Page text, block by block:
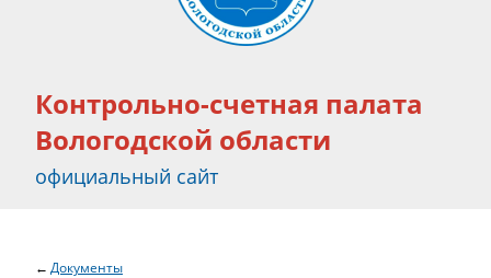
Контрольно-счетная палата
Вологодской области
официальный сайт
Документы